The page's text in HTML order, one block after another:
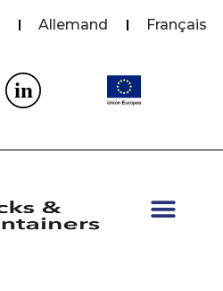
Allemand Français
in